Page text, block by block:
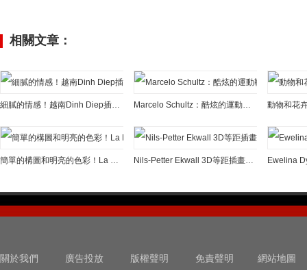
相關文章：
細膩的情感！越南Dinh Diep插畫作品欣賞 Marcelo Schultz：酷炫的運動鞋插畫作品
簡單的構圖和明亮的色彩！La Minna插畫作品欣賞 Nils-Petter Ekwall 3D等距插畫作品 Ewelina
關於我們 廣告投放 版權聲明 免責聲明 網站地圖